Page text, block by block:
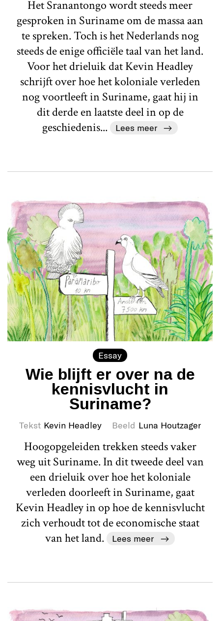
Het Sranantongo wordt steeds meer
gesproken in Suriname om de massa aan
te spreken. Toch is het Nederlands nog
steeds de enige officiële taal van het land.
Voor het drieluik dat Kevin Headley
schrijft over hoe het koloniale verleden
nog voortleeft in Suriname, gaat hij in
dit derde en laatste deel in op de
geschiedenis...
Lees meer
Essay
Wie blijft er over na de
kennisvlucht in
Suriname?
Tekst Kevin Headley Beeld Luna Houtzager
Hoogopgeleiden trekken steeds vaker
weg uit Suriname. In dit tweede deel van
een drieluik over hoe het koloniale
verleden doorleeft in Suriname, gaat
Kevin Headley in op hoe de kennisvlucht
zich verhoudt tot de economische staat
van het land.
Lees meer